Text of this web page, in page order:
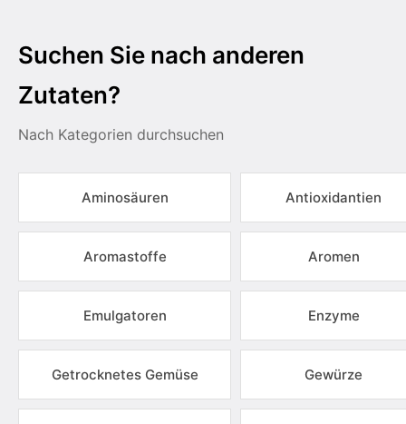
Suchen Sie nach anderen
Zutaten?
Nach Kategorien durchsuchen
Aminosäuren Antioxidantien
Aromastoffe Aromen
Emulgatoren Enzyme
Getrocknetes Gemüse Gewürze